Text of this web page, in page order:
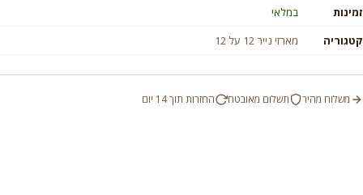
זמינות
במלאי
קטגוריה
מארזי נייר 12 על 12
משלוח מהיר תשלום מאובטח החזרות תוך 14 יום